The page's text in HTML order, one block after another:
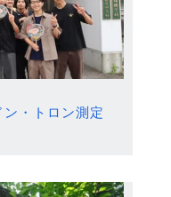
・トロン測定